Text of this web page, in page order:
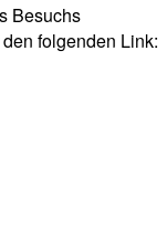
Besuchs
folgenden Link: